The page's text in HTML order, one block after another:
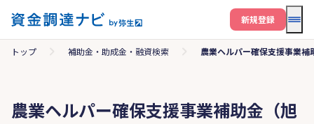
メ
新規登録
トップ 補助金・助成金・融資検索 農業ヘルパー確保支援事業補
農業ヘルパー確保支援事業補助金（旭